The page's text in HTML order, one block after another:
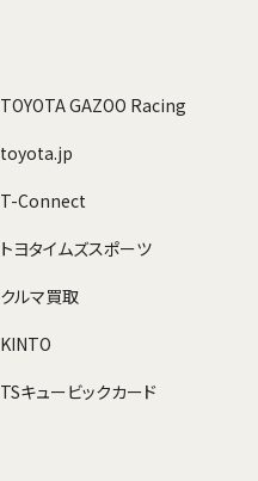
TOYOTA GAZOO Racing
toyota.jp
T-Connect
トヨタイムズスポーツ
クルマ買取
KINTO
TSキュービックカード